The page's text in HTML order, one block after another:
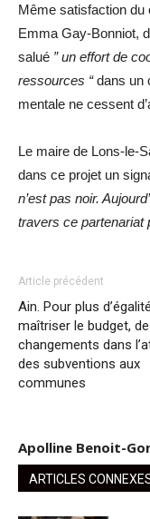
Même satisfaction du
Emma Gay-Bonniot,
salué ” un effort de
ressources “dans un
mentale ne cessent
Le maire de Lons-le-
dans ce projet un
n’est pas noir.
travers ce partenariat
Article précédent
Ain. Pour plus
maîtriser le budget,
changements dans
des subventions aux
communes
Apolline Benoit-
ARTICLES